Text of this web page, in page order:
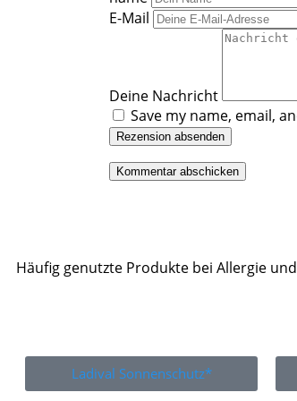
E-Mail
Deine Nachricht
Save my name, email,
Rezension absenden
Häufig genutzte Produkte bei Allergie
Ladival Sonnenschutz*